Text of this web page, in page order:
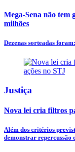
Mega-Sena não tem
milhões
Dezenas sorteadas
Justiça
Nova lei cria filtros
Além dos critérios
demonstrar repercussão